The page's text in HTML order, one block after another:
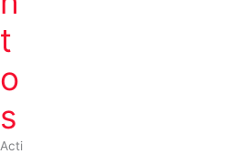
t
o
s
Acti